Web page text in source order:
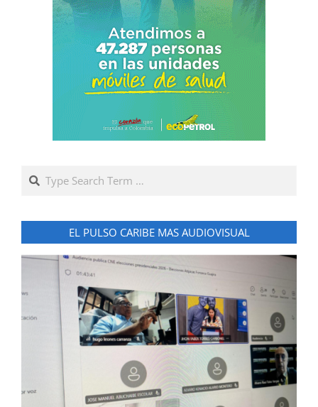
Search
EL PULSO CARIBE MAS AUDIOVISUAL